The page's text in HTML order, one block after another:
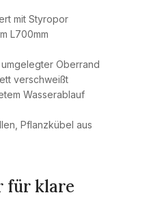
mit Styropor
L700mm
Oberrand
verschweißt
Wasserablauf
Pflanzkübel aus
für klare